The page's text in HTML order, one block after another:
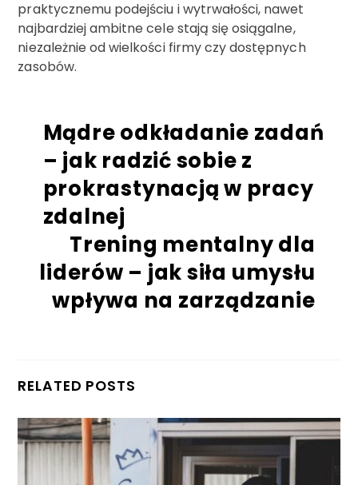
praktycznemu podejściu i wytrwałości, nawet
najbardziej ambitne cele stają się osiągalne,
niezależnie od wielkości firmy czy dostępnych
zasobów.
Mądre odkładanie zadań
– jak radzić sobie z
prokrastynacją w pracy
zdalnej
Trening mentalny dla
liderów – jak siła umysłu
wpływa na zarządzanie
RELATED POSTS